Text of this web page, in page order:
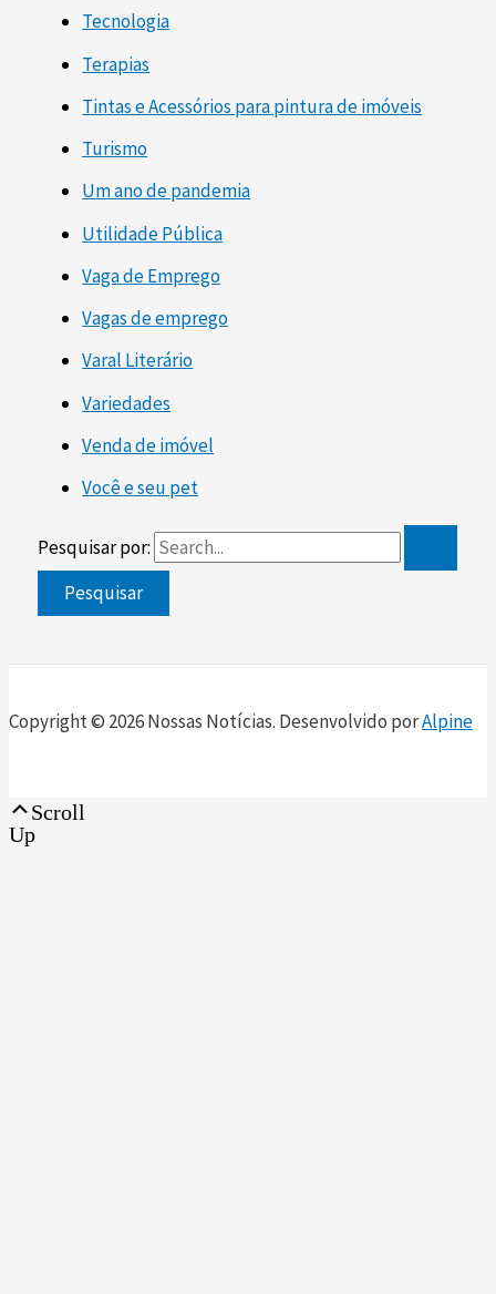
Tecnologia
Terapias
Tintas e Acessórios para pintura de imóveis
Turismo
Um ano de pandemia
Utilidade Pública
Vaga de Emprego
Vagas de emprego
Varal Literário
Variedades
Venda de imóvel
Você e seu pet
Pesquisar por:
Copyright © 2026 Nossas Notícias. Desenvolvido porAlpine
Scroll
Up